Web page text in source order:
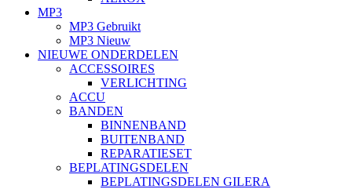
MP3
MP3 Gebruikt
MP3 Nieuw
NIEUWE ONDERDELEN
ACCESSOIRES
VERLICHTING
ACCU
BANDEN
BINNENBAND
BUITENBAND
REPARATIESET
BEPLATINGSDELEN
BEPLATINGSDELEN GILERA